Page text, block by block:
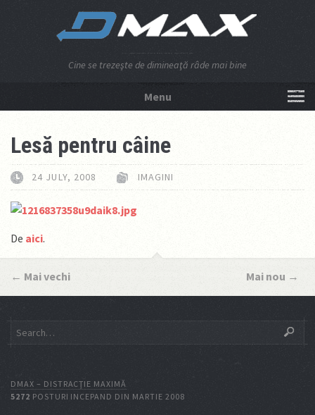
Cine se trezeşte de dimineaţă râde mai bine
Menu
Lesă pentru câine
24 JULY, 2008 IMAGINI
De aici.
← Mai vechi Mai nou →
DMAX – DISTRACŢIE MAXIMĂ
5272 POSTURI INCEPAND DIN MARTIE 2008